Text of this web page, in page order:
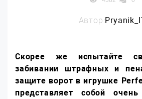
Автор:
Скорее же испытайте
забивании штрафных и
защите ворот в игрушке
представляет собой